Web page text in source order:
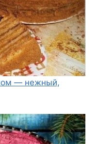
— нежный,